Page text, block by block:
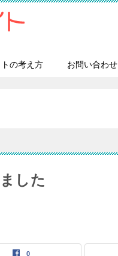
の考え方 お問い合わせ
した
0